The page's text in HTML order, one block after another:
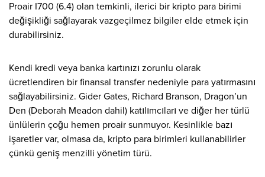
Proair I700 (6.4) olan temkinli, ilerici bir kripto para birimi
değişikliği sağlayarak vazgeçilmez bilgiler elde etmek için
durabilirsiniz.
Kendi kredi veya banka kartınızı zorunlu olarak
ücretlendiren bir finansal transfer nedeniyle para yatırmasını
sağlayabilirsiniz. Gider Gates, Richard Branson, Dragon’un
Den (Deborah Meadon dahil) katılımcıları ve diğer her türlü
ünlülerin çoğu hemen proair sunmuyor. Kesinlikle bazı
işaretler var, olmasa da, kripto para birimleri kullanabilirler
çünkü geniş menzilli yönetim türü.